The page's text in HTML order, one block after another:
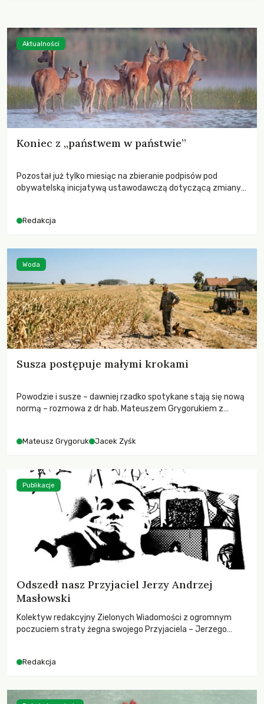
Koniec z „państwem w państwie”
Pozostał już tylko miesiąc na zbieranie podpisów pod
obywatelską inicjatywą ustawodawczą dotyczącą zmiany
niezwykle korzystne rozwiązania dla przyrody i zwierząt,
funkcjonowania łowiectwa w Polsce.
Redakcja
Aktualności
Susza postępuje małymi krokami
Powodzie i susze – dawniej rzadko spotykane stają się nową
normą – rozmowa z dr hab. Mateuszem Grygorukiem z
Mateusz Grygoruk Jacek Zyśk
Woda
Odszedł nasz Przyjaciel Jerzy Andrzej
Masłowski
Kolektyw redakcyjny Zielonych Wiadomości z ogromnym
poczuciem straty żegna swojego Przyjaciela – Jerzego
Redakcja
Publikacje